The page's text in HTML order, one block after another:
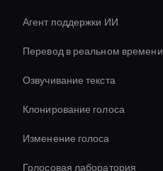
Агент поддержки ИИ
Перевод в реальном времени
Озвучивание текста
Клонирование голоса
Изменение голоса
Голосовая лаборатория